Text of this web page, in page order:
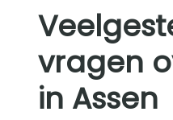
vragen
in Assen